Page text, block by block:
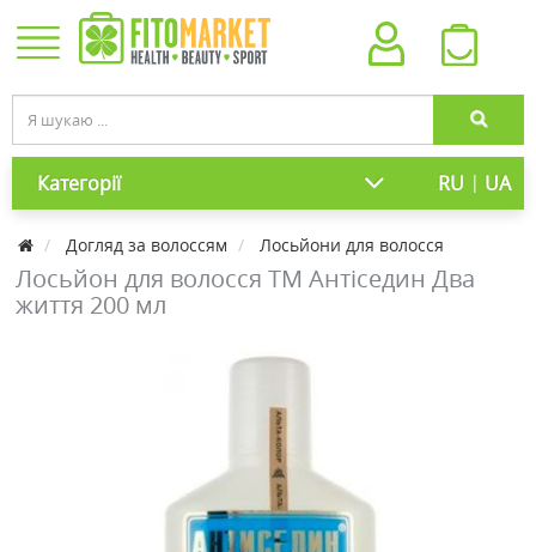
Категорії RU | UA
Догляд за волоссям Лосьйони для волосся
Лосьйон для волосся ТМ Антіседин Два
життя 200 мл